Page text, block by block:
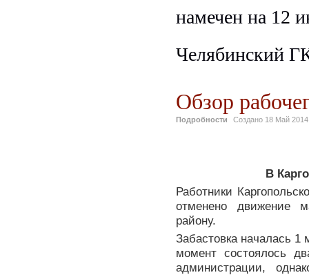
намечен на 12
Челябинский
Обзор
Подробности Создано 18 Май 2014
В
Работники
отменено движение
району.
Забастовка началась
момент состоялось
администрации,